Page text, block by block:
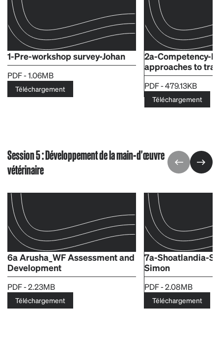
1-Pre-workshop survey-Johan
PDF - 1.06MB
Téléchargement
2a-Competency-
approaches to
PDF - 479.13KB
Téléchargement
Session 5 : Développement de la main-d'œuvre
vétérinaire
6a Arusha_WF Assessment and
Development
PDF - 2.23MB
Téléchargement
7a-Shoatlandia-
Simon
PDF - 2.08MB
Téléchargement